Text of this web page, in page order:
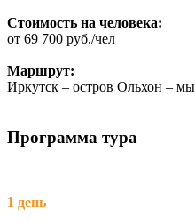
Стоимость на человека:
от 69 700 руб./чел
Маршрут:
Иркутск – остров Ольхон –
Программа тура
1 день